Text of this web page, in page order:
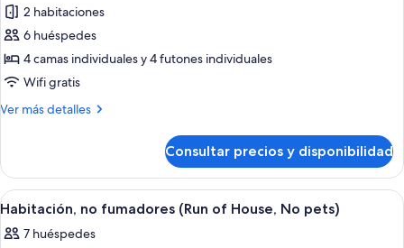
de
Villa
(Private
Villa
1
guests)
2 habitaciones
6 huéspedes
4 camas individuales y 4 futones individuales
Wifi gratis
Ver más detalles
Más
(Private
Villa
For
-
Consultar precios y disponibilidad
Abrir
todas
las
Varias camas ordenadas con
5
Habitación, no fumadores (Run of House, No pets)
7 huéspedes